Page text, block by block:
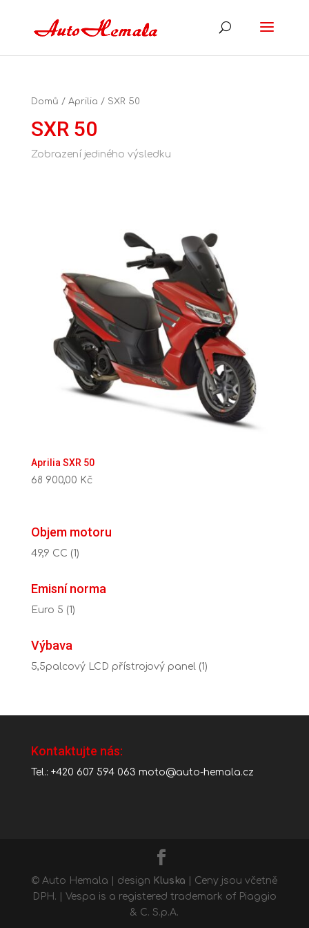
Domů / Aprilia / SXR 50
SXR 50
Zobrazení jediného výsledku
Aprilia SXR 50
68 900,00 Kč
Objem motoru
49,9 CC (1)
Emisní norma
Euro 5 (1)
Výbava
5,5palcový LCD přístrojový panel (1)
Kontaktujte nás:
Tel.: +420 607 594 063 moto@auto-hemala.cz
© Auto Hemala | design Kluska | Ceny jsou včetně
DPH. | Vespa is a registered trademark of Piaggio
& C. S.p.A.